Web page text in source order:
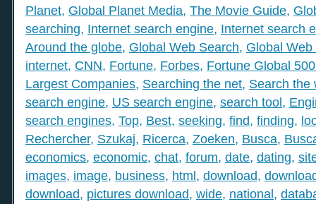
Planet, Global Planet Media, The Movie Guide,
searching, Internet search engine, Internet search
Around the globe, Global Web Search, Global
internet, CNN, Fortune, Forbes, Fortune Global
Largest Companies, Searching the net, Search the
search engine, US search engine, search tool,
search engines, Top, Best, seeking, find, finding,
Rechercher, Szukaj, Ricerca, Zoeken, Busca,
economics, economic, chat, forum, date, dating,
images, image, business, html, download,
download, pictures download, wide, national,